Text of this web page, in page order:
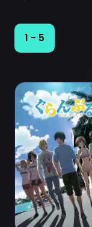
1 - 5
Ver Grand Blue